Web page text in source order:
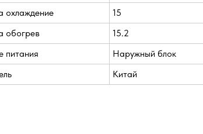
охлаждение
15
обогрев
15.2
питания
Наружный блок
Китай